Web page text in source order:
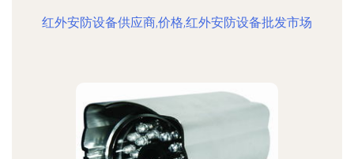
红外安防设备供应商,价格,红外安防设备批发市场